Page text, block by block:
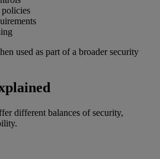
policies
used as part of a broader security
different balances of security,